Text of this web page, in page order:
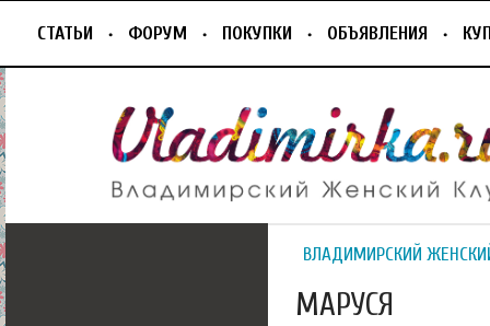
СТАТЬИ ФОРУМ ПОКУПКИ ОБЪЯВЛЕНИЯ
ВЛАДИМИРСКИЙ
МАРУСЯ